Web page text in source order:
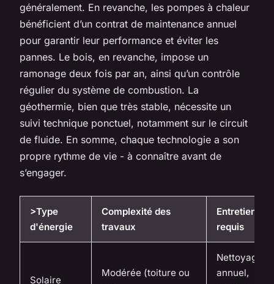
généralement. En revanche, les pompes à chaleur
bénéficient d’un contrat de maintenance annuel
pour garantir leur performance et éviter les
pannes. Le bois, en revanche, impose un
ramonage deux fois par an, ainsi qu’un contrôle
régulier du système de combustion. La
géothermie, bien que très stable, nécessite un
suivi technique ponctuel, notamment sur le circuit
de fluide. En somme, chaque technologie a son
propre rythme de vie - à connaître avant de
s’engager.
>Type
d'énergie
Complexité des
travaux
Entretien
requis
Solaire
Modérée (toiture ou
Nettoyage
annuel,